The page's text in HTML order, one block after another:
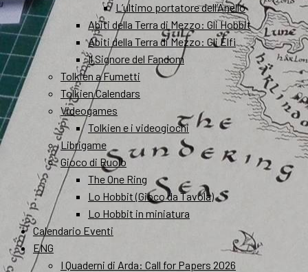
L’ultimo portatore dell’Anello
Abiti della Terra di Mezzo: Gli Hobbit
Abiti della Terra di Mezzo: Gli Elfi
Il Signore del Fandom
Tolkien a Fumetti
Tolkien Calendars
Videogames
Tolkien e i videogiochi
Librigame
Gioco di Ruolo
The One Ring
Lo Hobbit (Gioco da Tavola)
Lo Hobbit in miniatura
Calendario Eventi
ENG
I Quaderni di Arda: Call for Papers 2026